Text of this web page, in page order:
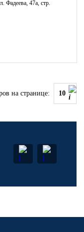
Фадеева, 47а, стр.
на странице: 10